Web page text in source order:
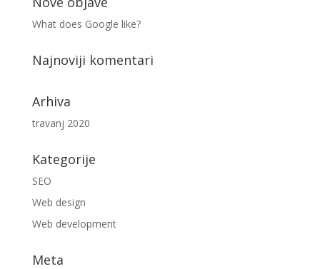
What does Google like?
Najnoviji komentari
Arhiva
travanj 2020
Kategorije
SEO
Web design
Web development
Meta